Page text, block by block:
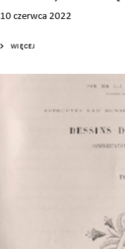
10 czerwca 2022
WIĘCEJ